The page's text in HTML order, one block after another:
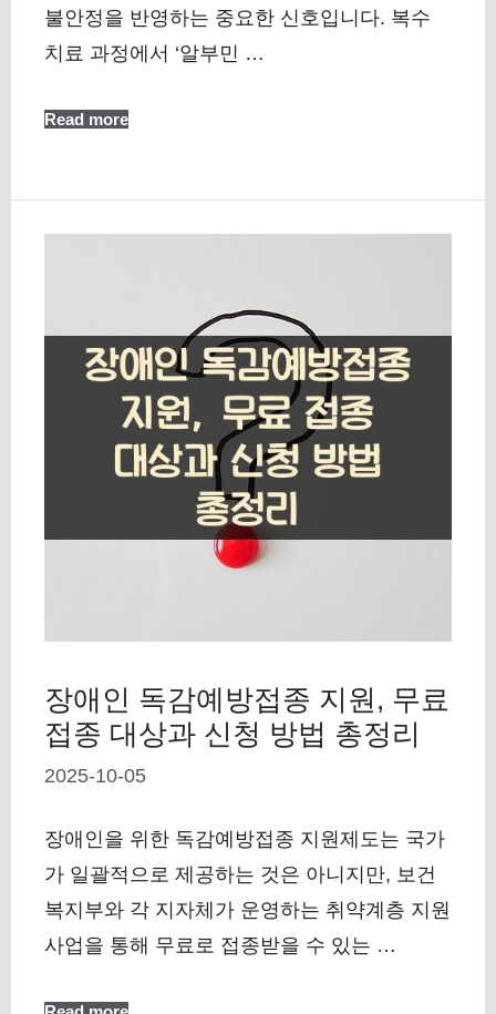
불안정을 반영하는 중요한 신호입니다. 복수
치료 과정에서 ‘알부민 …
Read more
장애인 독감예방접종 지원, 무료
접종 대상과 신청 방법 총정리
2025-10-05
장애인을 위한 독감예방접종 지원제도는 국가
가 일괄적으로 제공하는 것은 아니지만, 보건
복지부와 각 지자체가 운영하는 취약계층 지원
사업을 통해 무료로 접종받을 수 있는 …